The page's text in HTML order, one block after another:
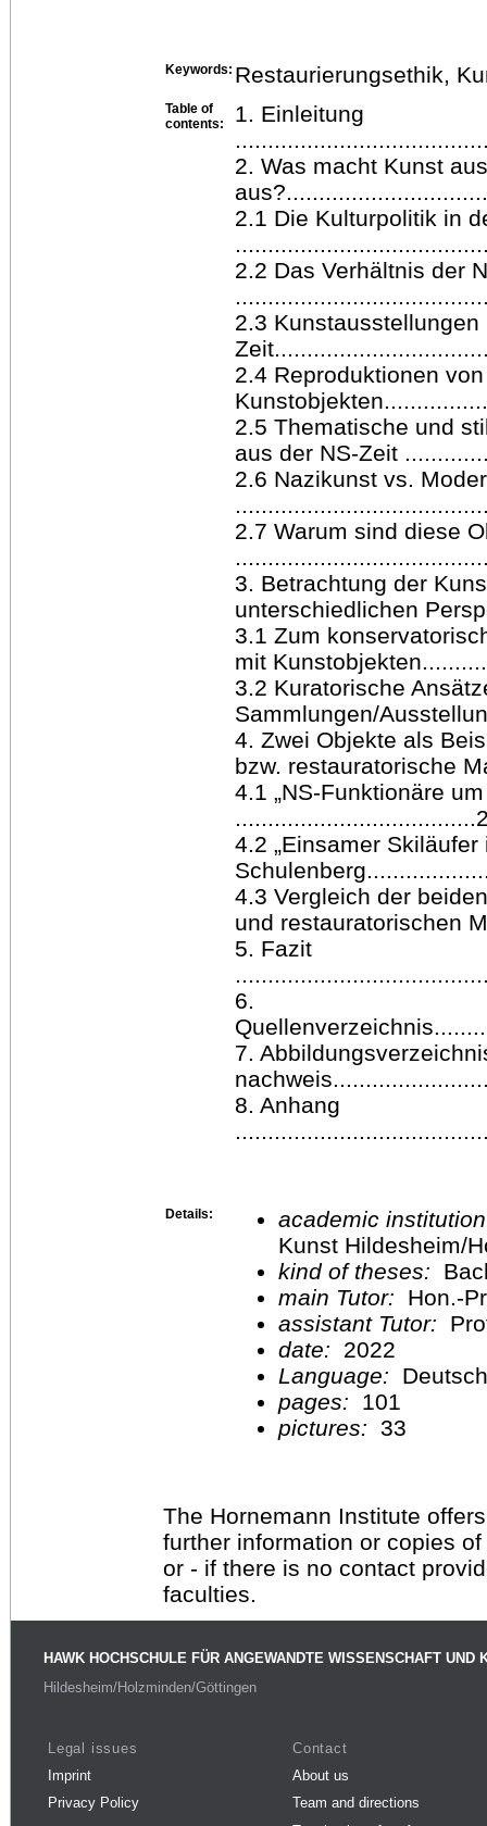
Keywords: Restaurierungsethik,
Table of
contents:
1. Einleitung
2. Was macht Kunst
2.1 Die Kulturpolitik in
2.2 Das Verhältnis der
2.3 Kunstausstellungen
2.4 Reproduktionen von
2.5 Thematische und
aus der NS-Zeit
2.6 Nazikunst vs.
2.7 Warum sind diese
3. Betrachtung der
unterschiedlichen
3.1 Zum
mit
3.2 Kuratorische
Sammlungen/
4. Zwei Objekte als
bzw. restauratorische
4.1 „NS-Funktionäre
4.2 „Einsamer
4.3 Vergleich der
und restauratorischen
5. Fazit
6.
7.
8. Anhang
Details:
academic
Kunst Hildesheim/
kind of theses:
main Tutor:
Hon.-
assistant Tutor:
date:
2022
Language: Deutsch
pages:
101
pictures: 33
The Hornemann Institute
further information or copies
or - if there is no contact
faculties.
HAWK HOCHSCHULE FÜR ANGEWANDTE WISSENSCHAFT UND
Hildesheim/Holzminden/Göttingen
Legal issues
Imprint
Privacy Policy
Contact
About us
Team and directions